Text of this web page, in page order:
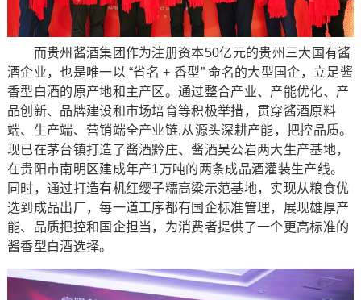
而贵州酱酒集团作为注册资本50亿元的贵州三大国有酱
酒企业，也是唯一以 “省名 + 香型” 命名的大型国企，立足酱
香型白酒的原产地和主产区。通过整合产业、产能优化、产
品创新、品牌建设和市场培育等积极举措，贯穿酱酒原料
端、生产端、营销端全产业链,从源头深耕产能，把控品质。
现已在茅台镇打造了酱酒黔庄、酱酒吴公岩两大生产基地，
在贵阳市南明区建成年产1万吨的两条成品酒灌装生产线。
同时，通过打造有机红缨子糯高粱示范基地，实现从粮食优
选到成品出厂，每一道工序都有国企标准管理，展现雄厚产
能、品质把控和国企担当，为消费者提供了一个更高标准的
酱香型白酒选择。